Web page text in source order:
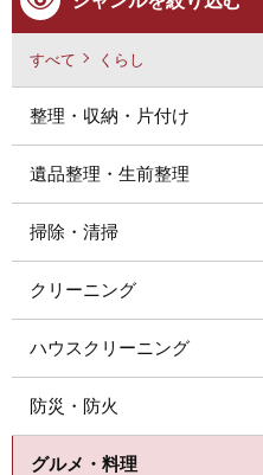
すべて くらし
整理・収納・片付け
遺品整理・生前整理
掃除・清掃
クリーニング
ハウスクリーニング
防災・防火
グルメ・料理